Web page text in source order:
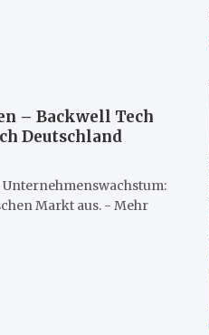
– Backwell Tech
Deutschland
Markt aus. - Mehr